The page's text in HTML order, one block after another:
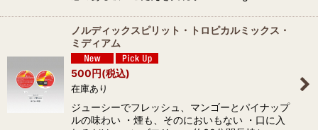
ノルディックスピリット・トロピカルミックス・
ミディアム
500円(税込)
在庫あり
ジューシーでフレッシュ、マンゴーとパイナップ
ルの味わい ・煙も、そのにおいもない ・口に入